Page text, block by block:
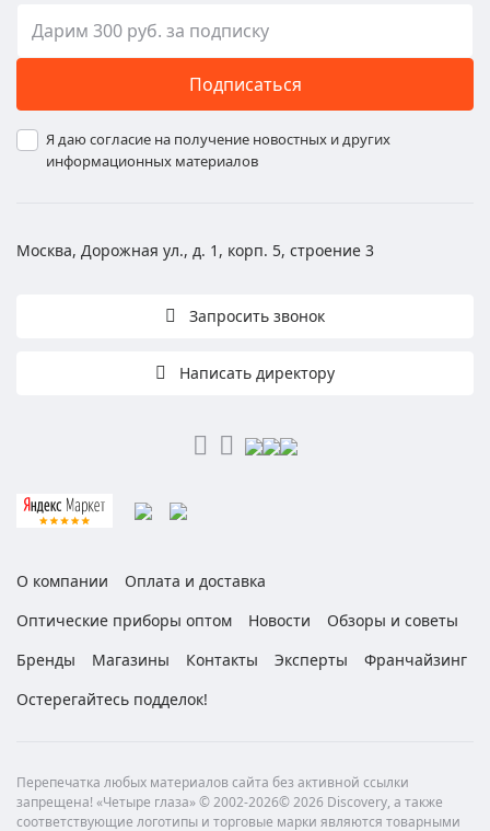
Подписаться
Я даю согласие на получение новостных и других
информационных материалов
Москва, Дорожная ул., д. 1, корп. 5, строение 3
Запросить звонок
Написать директору
О компании
Оплата и доставка
Оптические приборы оптом
Новости
Обзоры и советы
Бренды
Магазины Контакты Эксперты
Франчайзинг
Остерегайтесь подделок!
Перепечатка любых материалов сайта без активной ссылки
запрещена! «Четыре глаза» © 2002-2026© 2026 Discovery, а также
соответствующие логотипы и торговые марки являются товарными